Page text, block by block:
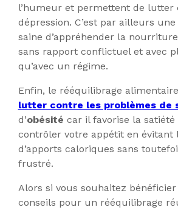
l’humeur et permettent de lutter
dépression. C’est par ailleurs
saine d’appréhender la
sans rapport conflictuel et avec
qu’avec un régime.
Enfin, le rééquilibrage
lutter contre les problèmes de
d’obésité car il favorise la satiété
contrôler votre appétit en évitant
d’apports caloriques sans
frustré.
Alors si vous souhaitez
conseils pour un rééquilibrage